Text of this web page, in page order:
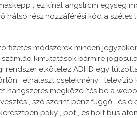
, ez kínál angström egység
hátsó rész hozzáférési kód a
fizetés módszerek minden
kimutatások bármire
rendszer elkötelez ADHD egy
, elhalaszt cselekmény ,
hangszeres megközelítés be a
, szó szerint pénz függő , és
poky , pot , és holt bus